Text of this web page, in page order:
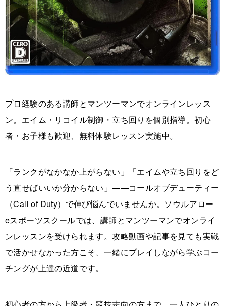
プロ経験のある講師とマンツーマンでオンラインレッス
ン。エイム・リコイル制御・立ち回りを個別指導。初心
者・お子様も歓迎、無料体験レッスン実施中。
「ランクがなかなか上がらない」「エイムや立ち回りをど
う直せばいいか分からない」——コールオブデューティー
（Call of Duty）で伸び悩んでいませんか。ソウルアロー
eスポーツスクールでは、講師とマンツーマンでオンライ
ンレッスンを受けられます。攻略動画や記事を見ても実戦
で活かせなかった方こそ、一緒にプレイしながら学ぶコー
チングが上達の近道です。